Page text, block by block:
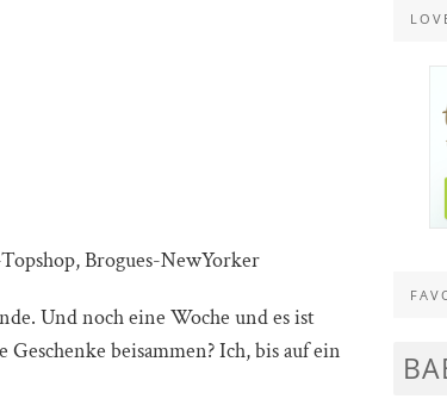
Brogues-NewYorker
Und noch eine Woche und es ist
beisammen? Ich, bis auf ein